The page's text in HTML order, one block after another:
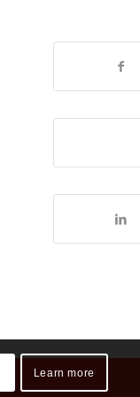
Learn more